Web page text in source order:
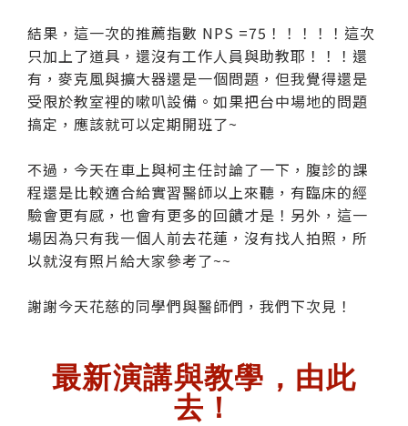
結果，這一次的推薦指數 NPS =75！！！！！這次
只加上了道具，還沒有工作人員與助教耶！！！還
有，麥克風與擴大器還是一個問題，但我覺得還是
受限於教室裡的嗽叭設備。如果把台中場地的問題
搞定，應該就可以定期開班了~
不過，今天在車上與柯主任討論了一下，腹診的課
程還是比較適合給實習醫師以上來聽，有臨床的經
驗會更有感，也會有更多的回饋才是！另外，這一
場因為只有我一個人前去花蓮，沒有找人拍照，所
以就沒有照片給大家參考了~~
謝謝今天花慈的同學們與醫師們，我們下次見！
最新演講與教學，由此
去！